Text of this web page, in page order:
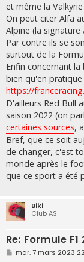
et même la
On peut citer Alfa
Alpine (la
Par contre ils se
surtout de la
Enfin concernant
bien qu'en pratique
https://
D'ailleurs Red Bull
saison 2022 (on
certaines sources,
Bref, que ce soit
de changer, c'est
monde après le
que ce sport a été
Biki
Club AS
Re: Formule F1
M
mar. 7 mars 2023